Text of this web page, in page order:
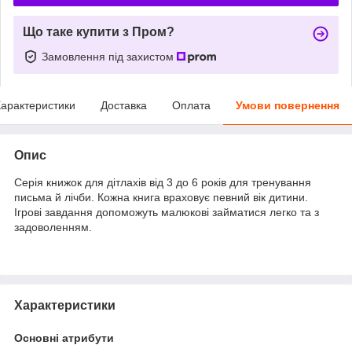
Що таке купити з Пром?
Замовлення під захистом
Доставка Оплата Умови повернення
Опис
Серія книжок для дітлахів від 3 до 6 років для тренування
письма й лічби. Кожна книга враховує певний вік дитини.
Ігрові завдання допоможуть малюкові займатися легко та з
задоволенням.
Характеристики
Основні атрибути